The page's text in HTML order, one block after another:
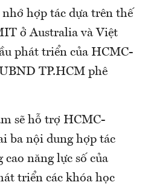
hợp tác dựa trên thế
ở Australia và Việt
phát triển của HCMC-
TP.HCM phê
sẽ hỗ trợ HCMC-
ba nội dung hợp tác
năng lực số của
triển các khóa học